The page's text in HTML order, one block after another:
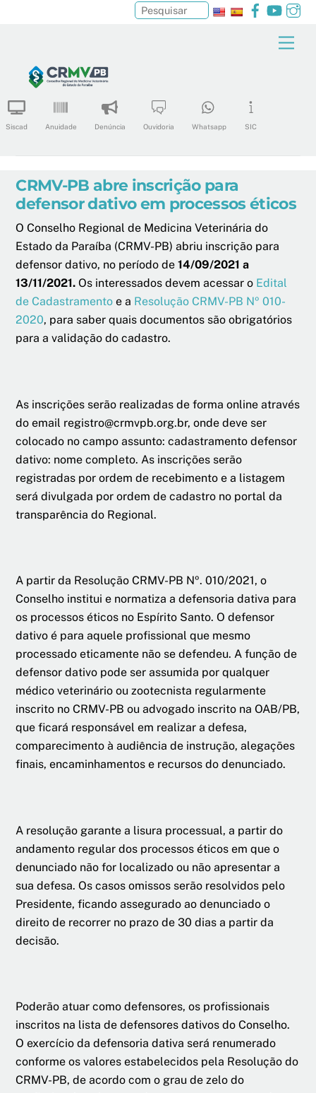
content
Facebook
Siscad Anuidade Denúncia Ouvidoria Whatsapp SIC
Pesquisar
CRMV-PB abre inscrição para
defensor dativo em processos éticos
O Conselho Regional de Medicina Veterinária do
Estado da Paraíba (CRMV-PB) abriu inscrição para
defensor dativo, no período de14/09/2021 a
13/11/2021. Os interessados devem acessar o Edital
de Cadastramento e a Resolução CRMV-PB Nº 010-
2020, para saber quais documentos são obrigatórios
para a validação do cadastro.
As inscrições serão realizadas de forma online através
do email registro@crmvpb.org.br, onde deve ser
colocado no campo assunto: cadastramento defensor
dativo: nome completo. As inscrições serão
registradas por ordem de recebimento e a listagem
será divulgada por ordem de cadastro no portal da
transparência do Regional.
A partir da Resolução CRMV-PB Nº. 010/2021, o
Conselho institui e normatiza a defensoria dativa para
os processos éticos no Espírito Santo. O defensor
dativo é para aquele profissional que mesmo
processado eticamente não se defendeu. A função de
defensor dativo pode ser assumida por qualquer
médico veterinário ou zootecnista regularmente
inscrito no CRMV-PB ou advogado inscrito na OAB/PB,
que ficará responsável em realizar a defesa,
comparecimento à audiência de instrução, alegações
finais, encaminhamentos e recursos do denunciado.
A resolução garante a lisura processual, a partir do
andamento regular dos processos éticos em que o
denunciado não for localizado ou não apresentar a
sua defesa. Os casos omissos serão resolvidos pelo
Presidente, ficando assegurado ao denunciado o
direito de recorrer no prazo de 30 dias a partir da
decisão.
Poderão atuar como defensores, os profissionais
inscritos na lista de defensores dativos do Conselho.
O exercício da defensoria dativa será renumerado
conforme os valores estabelecidos pela Resolução do
CRMV-PB, de acordo com o grau de zelo do